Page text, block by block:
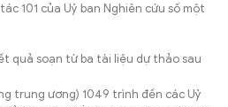
101 của Uỷ ban Nghiên cứu số một
quả soạn từ ba tài liệu dự thảo sau
trung ương) 1049 trình đến các Uỷ